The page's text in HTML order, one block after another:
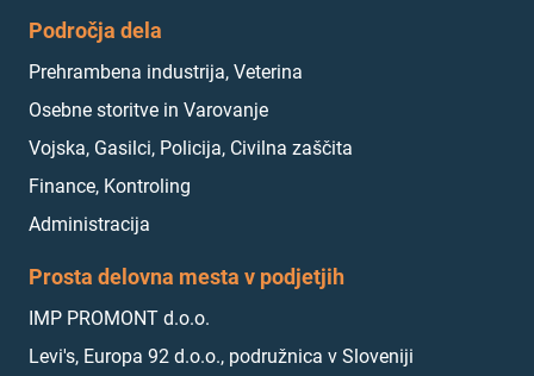
Področja dela
Prehrambena industrija, Veterina
Osebne storitve in Varovanje
Vojska, Gasilci, Policija, Civilna zaščita
Finance, Kontroling
Administracija
Prosta delovna mesta v podjetjih
IMP PROMONT d.o.o.
Levi's, Europa 92 d.o.o., podružnica v Sloveniji